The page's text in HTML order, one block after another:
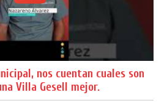
nos cuentan cuales son
Villa Gesell mejor.